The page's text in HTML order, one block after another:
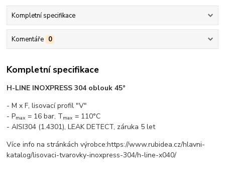
Kompletní specifikace
Komentáře 0
Kompletní specifikace
H-LINE INOXPRESS 304 oblouk 45°
- M x F, lisovací profil "V"
- Pmax = 16 bar, Tmax = 110°C
- AISI304 (1.4301), LEAK DETECT, záruka 5 let
Více info na stránkách výrobce:https://www.rubidea.cz/hlavni-
katalog/lisovaci-tvarovky-inoxpress-304/h-line-x040/